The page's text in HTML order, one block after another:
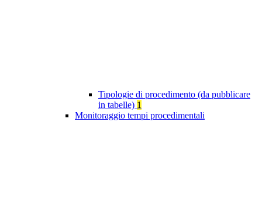
Tipologie di procedimento (da pubblicare
in tabelle) 1
Monitoraggio tempi procedimentali